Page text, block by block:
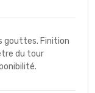
gouttes. Finition
du tour